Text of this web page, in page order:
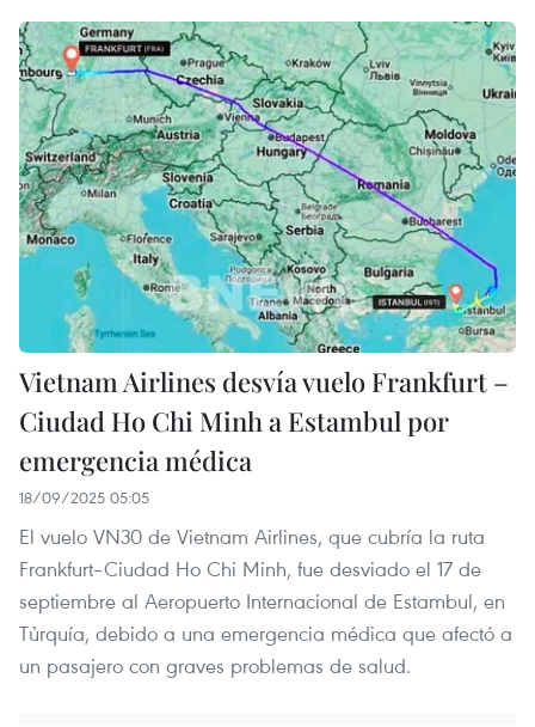
Vietnam Airlines desvía vuelo Frankfurt –
Ciudad Ho Chi Minh a Estambul por
emergencia médica
18/09/2025 05:05
El vuelo VN30 de Vietnam Airlines, que cubría la ruta
Frankfurt–Ciudad Ho Chi Minh, fue desviado el 17 de
septiembre al Aeropuerto Internacional de Estambul, en
Tủrquía, debido a una emergencia médica que afectó a
un pasajero con graves problemas de salud.